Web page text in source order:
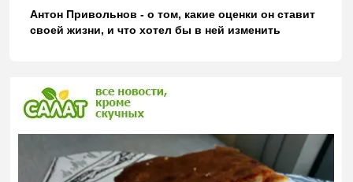
Антон Привольнов - о том, какие оценки он ставит
своей жизни, и что хотел бы в ней изменить